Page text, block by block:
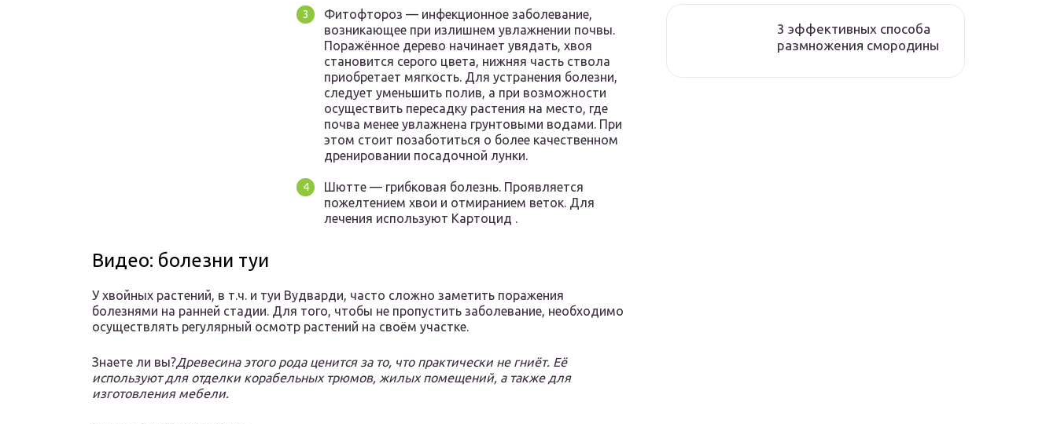
Фитофтороз — инфекционное заболевание,
возникающее при излишнем увлажнении почвы.
Поражённое дерево начинает увядать, хвоя
становится серого цвета, нижняя часть ствола
приобретает мягкость. Для устранения болезни,
следует уменьшить полив, а при возможности
осуществить пересадку растения на место, где
почва менее увлажнена грунтовыми водами. При
этом стоит позаботиться о более качественном
дренировании посадочной лунки.
Шютте — грибковая болезнь. Проявляется
пожелтением хвои и отмиранием веток. Для
лечения используют Картоцид .
Видео: болезни туи
У хвойных растений, в т.ч. и туи Вудварди, часто сложно заметить поражения
болезнями на ранней стадии. Для того, чтобы не пропустить заболевание, необходимо
осуществлять регулярный осмотр растений на своём участке.
Знаете ли вы?Древесина этого рода ценится за то, что практически не гниёт. Её
используют для отделки корабельных трюмов, жилых помещений, а также для
изготовления мебели.
3 эффективных способа
размножения смородины